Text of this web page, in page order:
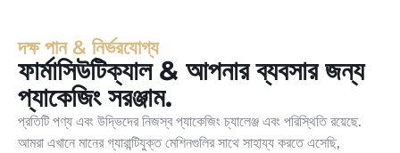
দক্ষ পান & নির্ভরযোগ্য
ফার্মাসিউটিক্যাল & আপনার ব্যবসার জন্য
প্যাকেজিং সরঞ্জাম.
প্রতিটি পণ্য এবং উদ্ভিদের নিজস্ব প্যাকেজিং চ্যালেঞ্জ এবং পরিস্থিতি রয়েছে.
আমরা এখানে মানের গ্যারান্টিযুক্ত মেশিনগুলির সাথে সাহায্য করতে এসেছি,